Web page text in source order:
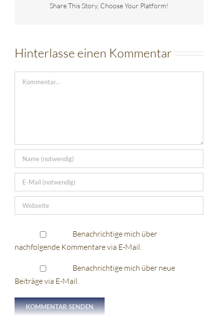
Share This Story, Choose Your Platform!
Hinterlasse einen Kommentar
Kommentar
Benachrichtige mich über
nachfolgende Kommentare via E-Mail.
Benachrichtige mich über neue
Beiträge via E-Mail.